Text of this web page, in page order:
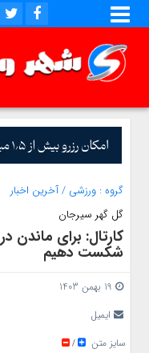
گروه : ورزشی /آخرین اخبار
گل گهر سیرجان
کارتال: برای ماندن
شکست دهیم
19 بهمن 1403
ایمیل
سایز متن
/